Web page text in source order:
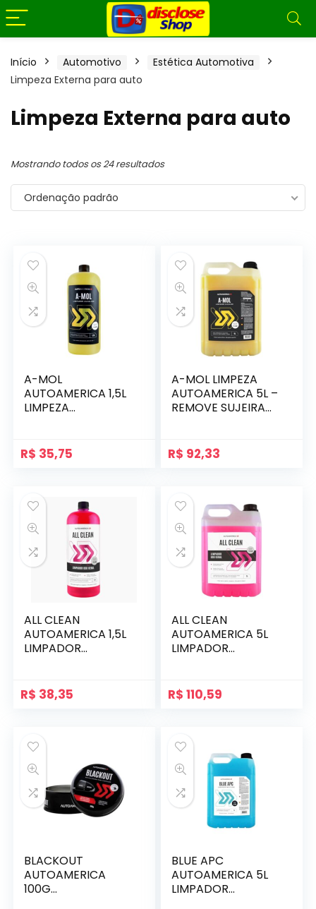
Início Automotivo
Estética Automotiva
Limpeza Externa para auto
Limpeza Externa para auto
Mostrando todos os 24 resultados
Ordenação padrão
A-MOL
AUTOAMERICA 1,5L
LIMPEZA
R$ 35,75
A-MOL LIMPEZA
AUTOAMERICA 5L –
REMOVE SUJEIRA
R$ 92,33
ALL CLEAN
AUTOAMERICA 1,5L
LIMPADOR
R$ 38,35
ALL CLEAN
AUTOAMERICA 5L
LIMPADOR
R$ 110,59
BLACKOUT
AUTOAMERICA
100G
BLUE APC
AUTOAMERICA 5L
LIMPADOR